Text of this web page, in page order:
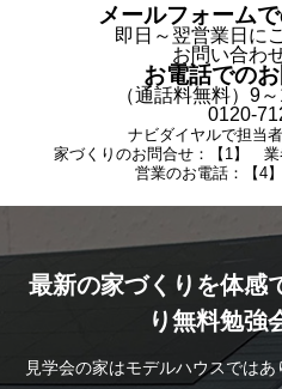
メールフォーム
即日～翌営業日に
お問い合わ
お電話での
（通話料無料）9
0120-
ナビダイヤルで担当
家づくりのお問合せ：【1】
営業のお電話：【4
最新の家づくりを体感
り無料勉強
見学会の家はモデルハウスでは